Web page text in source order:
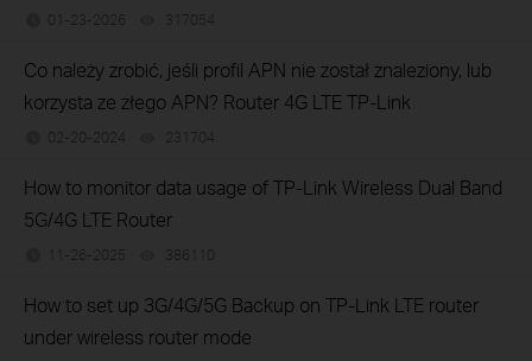
01-23-2026 317054
Co należy zrobić, jeśli profil APN nie został znaleziony, lub
korzysta ze złego APN? Router 4G LTE TP-Link
02-20-2024 231704
How to monitor data usage of TP-Link Wireless Dual Band
5G/4G LTE Router
11-26-2025 386110
How to set up 3G/4G/5G Backup on TP-Link LTE router
under wireless router mode